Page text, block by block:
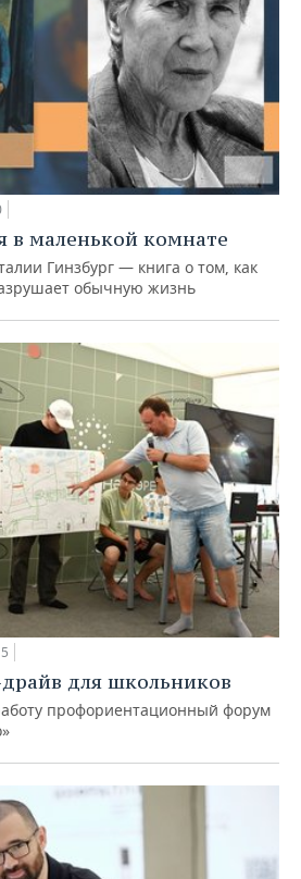
в маленькой комнате
Гинзбург — книга о том, как
обычную жизнь
для школьников
профориентационный форум